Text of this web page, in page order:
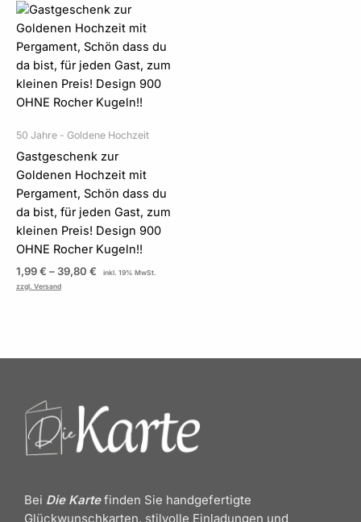
50 Jahre - Goldene Hochzeit
Gastgeschenk zur
Goldenen Hochzeit mit
Pergament, Schön dass du
da bist, für jeden Gast, zum
kleinen Preis! Design 900
OHNE Rocher Kugeln!!
1,99€ –39,80 €
Preisspanne:
bis
39,80 €
inkl. 19% MwSt.
zzgl. Versand
Bei Die Kartefinden Sie handgefertigte
Glückwunschkarten, stilvolle Einladungen und